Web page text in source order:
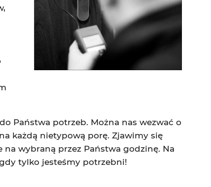
Państwa potrzeb. Można nas wezwać o
każdą nietypową porę. Zjawimy się
wybraną przez Państwa godzinę. Na
tylko jesteśmy potrzebni!